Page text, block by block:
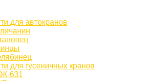
для автокранов
для гусеничных кранов
631